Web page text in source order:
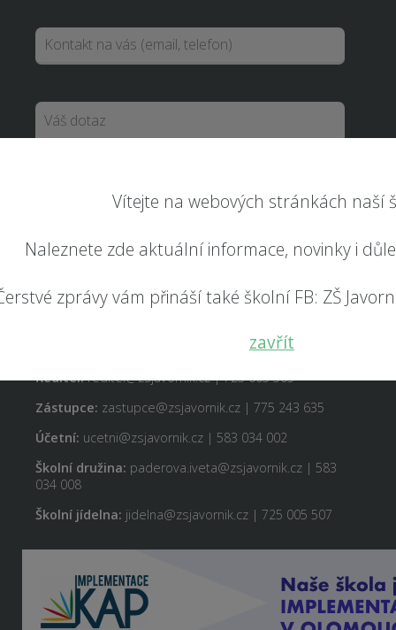
Vítejte na webových stránkách naší
Naleznete zde aktuální informace, novinky i
zprávy vám přináší také školní FB: ZŠ
zavřít
Odeslat
RYCHLÝ KONTAKT
Ředitel:reditel@zsjavornik.cz | 725 005 505
Zástupce: zastupce@zsjavornik.cz | 775 243 635
Účetní: ucetni@zsjavornik.cz | 583 034 002
Školní družina: paderova.iveta@zsjavornik.cz | 583
034 008
Školní jídelna: jidelna@zsjavornik.cz | 725 005 507